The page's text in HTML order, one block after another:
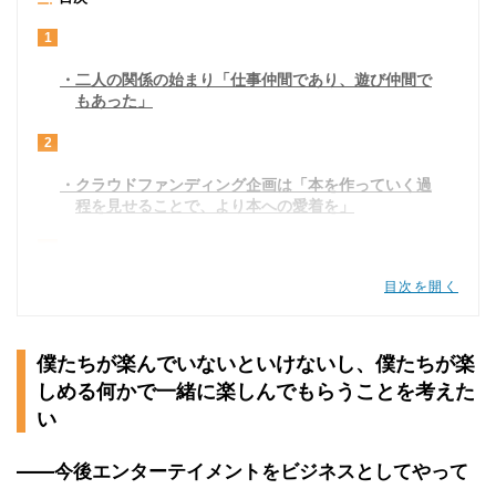
1
二人の関係の始まり「仕事仲間であり、遊び仲間で
もあった」
2
クラウドファンディング企画は「本を作っていく過
程を見せることで、より本への愛着を」
コロナ禍、一歩立ち止まって思ったのは「『死なな
4
お客さんから元気とか勇気をもらっていることを、
目次を開く
僕たちが楽んでいないといけないし、僕たちが楽
しめる何かで一緒に楽しんでもらうことを考えた
い
――今後エンターテイメントをビジネスとしてやって